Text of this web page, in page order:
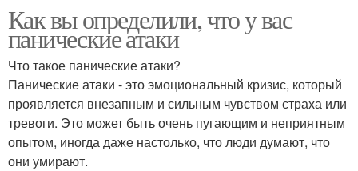
Как вы определили, что у вас
панические атаки
Что такое панические атаки?
Панические атаки - это эмоциональный кризис, который
проявляется внезапным и сильным чувством страха или
тревоги. Это может быть очень пугающим и неприятным
опытом, иногда даже настолько, что люди думают, что
они умирают.